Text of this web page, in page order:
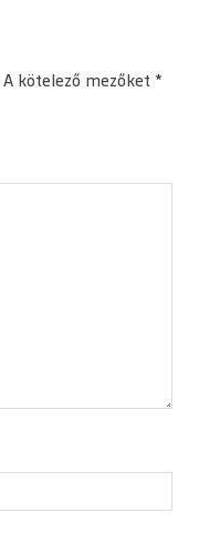
A kötelező mezőket *